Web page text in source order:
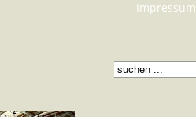
Impressum